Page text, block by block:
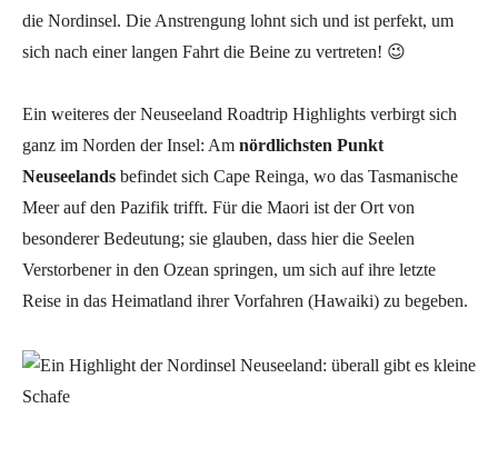
die Nordinsel. Die Anstrengung lohnt sich und ist perfekt, um
sich nach einer langen Fahrt die Beine zu vertreten! 😉
Ein weiteres der Neuseeland Roadtrip Highlights verbirgt sich
ganz im Norden der Insel: Am nördlichsten Punkt
Neuseelands befindet sich Cape Reinga, wo das Tasmanische
Meer auf den Pazifik trifft. Für die Maori ist der Ort von
besonderer Bedeutung; sie glauben, dass hier die Seelen
Verstorbener in den Ozean springen, um sich auf ihre letzte
Reise in das Heimatland ihrer Vorfahren (Hawaiki) zu begeben.